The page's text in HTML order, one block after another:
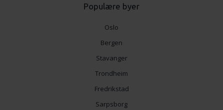
Populære byer
Oslo
Bergen
Stavanger
Trondheim
Fredrikstad
Sarpsborg